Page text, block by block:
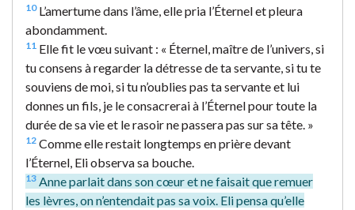
10L’amertume dans l’âme, elle pria l’Éternel et pleura
abondamment.
11 Elle fit le vœu suivant : « Éternel, maître de l’univers, si
tu consens à regarder la détresse de ta servante, si tu te
souviens de moi, si tu n’oublies pas ta servante et lui
donnes un fils, je le consacrerai à l’Éternel pour toute la
durée de sa vie et le rasoir ne passera pas sur sa tête. »
12 Comme elle restait longtemps en prière devant
l’Éternel, Eli observa sa bouche.
13 Anne parlait dans son cœur et ne faisait que remuer
les lèvres, on n’entendait pas sa voix. Eli pensa qu’elle